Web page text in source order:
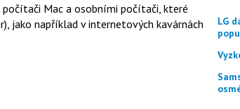
Mac a osobními počítači, které
jako například v internetových kavárnách
LG dává zákazníkům ještě měsíc jako odměnu
Samsung představuje tři skládací telefony Galaxy Z